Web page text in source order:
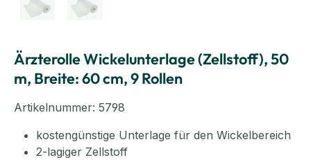
Ärzterolle Wickelunterlage (Zellstoff), 50
m, Breite: 60 cm, 9 Rollen
Artikelnummer: 5798
kostengünstige Unterlage für den Wickelbereich
2-lagiger Zellstoff